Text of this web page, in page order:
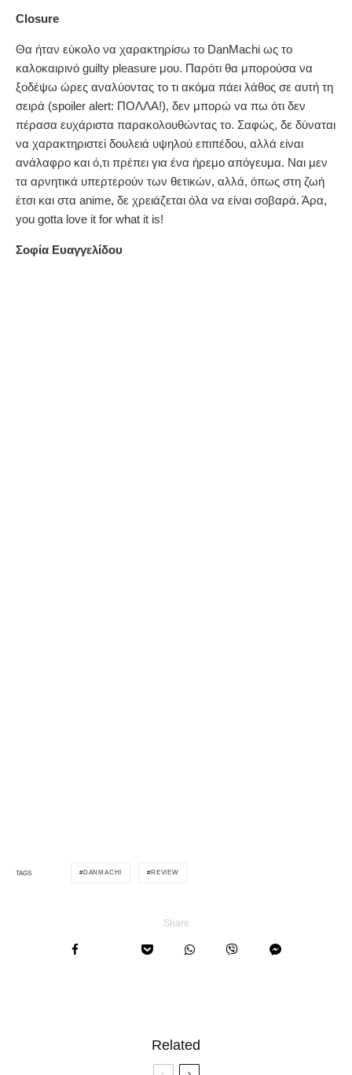
Closure
Θα ήταν εύκολο να χαρακτηρίσω το DanMachi ως το
καλοκαιρινό guilty pleasure μου. Παρότι θα μπορούσα να
ξοδέψω ώρες αναλύοντας το τι ακόμα πάει λάθος σε αυτή τη
σειρά (spoiler alert: ΠΟΛΛA!), δεν μπορώ να πω ότι δεν
πέρασα ευχάριστα παρακολουθώντας το. Σαφώς, δε δύναται
να χαρακτηριστεί δουλειά υψηλού επιπέδου, αλλά είναι
ανάλαφρο και ό,τι πρέπει για ένα ήρεμο απόγευμα. Ναι μεν
τα αρνητικά υπερτερούν των θετικών, αλλά, όπως στη ζωή
έτσι και στα anime, δε χρειάζεται όλα να είναι σοβαρά. Άρα,
you gotta love it for what it is!
Σοφία Ευαγγελίδου
TAGS DANMACHI REVIEW
Share
Related